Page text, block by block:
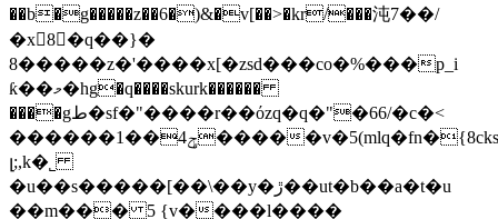
��b�g�����z��6�)&�v[��˃�kr/���沌7��/
�x8�q��}�
8�����z�'����x[�zsd���co�%���p_i
ƙ��މ�hg�q����skurk������
����gط�sf�"����r��όzq�q�"�66/�c�<
������1��4ݯ�����v�5(mlq�fn�{8cks�<�;
լ;,k�˾
�u��s�����[��\��y�ڙ��ut�b��a�t�u
��m��� 5 {v����l����